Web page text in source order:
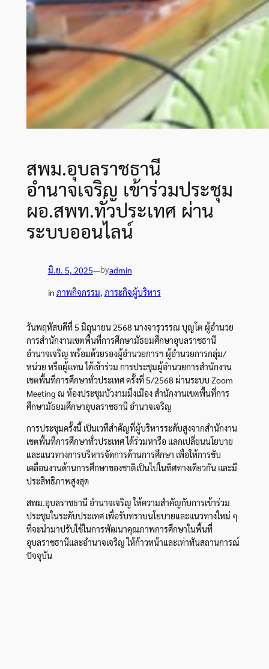
สพม.อุบลราชธานี
อำนาจเจริญ เข้าร่วมประชุม
ผอ.สพท.ทั่วประเทศ ผ่าน
ระบบออนไลน์
มิ.ย. 5, 2025—byadmin
in ภาพกิจกรรม ภาระกิจผู้บริหาร
วันพฤหัสบดีที่ 5 มิถุนายน 2568 นางจารุวรรณ บุญโต ผู้อำนวย
การสำนักงานเขตพื้นที่การศึกษามัธยมศึกษาอุบลราชธานี
อำนาจเจริญ พร้อมด้วยรองผู้อำนวยการฯ ผู้อำนวยการกลุ่ม/
หน่วย หรือผู้แทน ได้เข้าร่วม การประชุมผู้อำนวยการสำนักงาน
เขตพื้นที่การศึกษาทั่วประเทศ ครั้งที่ 5/2568 ผ่านระบบ Zoom
Meeting ณ ห้องประชุมบัวงามมิ่งเมือง สำนักงานเขตพื้นที่การ
ศึกษามัธยมศึกษาอุบลราชธานี อำนาจเจริญ
การประชุมครั้งนี้ เป็นเวทีสำคัญที่ผู้บริหารระดับสูงจากสำนักงาน
เขตพื้นที่การศึกษาทั่วประเทศ ได้ร่วมหารือ แลกเปลี่ยนนโยบาย
และแนวทางการบริหารจัดการด้านการศึกษา เพื่อให้การขับ
เคลื่อนงานด้านการศึกษาของชาติเป็นไปในทิศทางเดียวกัน และมี
ประสิทธิภาพสูงสุด
สพม.อุบลราชธานี อำนาจเจริญ ให้ความสำคัญกับการเข้าร่วม
ประชุมในระดับประเทศ เพื่อรับทราบนโยบายและแนวทางใหม่ ๆ
ที่จะนำมาปรับใช้ในการพัฒนาคุณภาพการศึกษาในพื้นที่
อุบลราชธานีและอำนาจเจริญ ให้ก้าวหน้าและเท่าทันสถานการณ์
ปัจจุบัน